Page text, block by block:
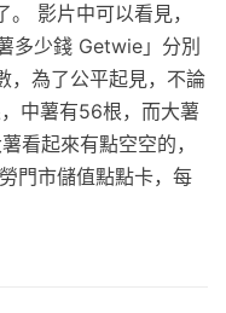
影片中可以看見，
多少錢 Getwie」分別
，為了公平起見，不論
中薯有56根，而大薯
看起來有點空空的，
門市儲值點點卡，每